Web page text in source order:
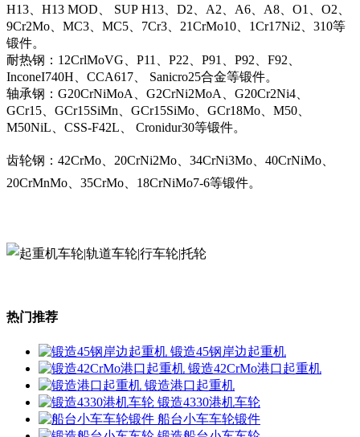
H13、H13 MOD、 SUP H13、D2、A2、A6、A8、O1、O2、
9Cr2Mo、MC3、MC5、7Cr3、21CrMo10、1Cr17Ni2、310等
锻件。
耐热钢：12CrlMoVG、P11、P22、P91、P92、F92、
InconeI740H、CCA617、 Sanicro25合金等锻件。
轴承钢：G20CrNiMoA、G2CrNi2MoA、G20Cr2Ni4、
GCr15、GCr15SiMn、GCr15SiMo、GCr18Mo、M50、
M50NiL、CSS-F42L、 Cronidur30等锻件。
齿轮钢：42CrMo、20CrNi2Mo、34CrNi3Mo、40CrNiMo、
20CrMnMo、35CrMo、18CrNiMo7-6等锻件。
热门推荐
锻造45钢岸边起重机
锻造42CrMo港口起重机
锻造港口起重机
锻造4330港机车轮
船台小车车轮锻件